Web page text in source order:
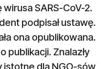
SARS-CoV-2.
podpisał ustawę.
ona opublikowana.
publikacji. Znalazły
istotne dla NGO-sów,